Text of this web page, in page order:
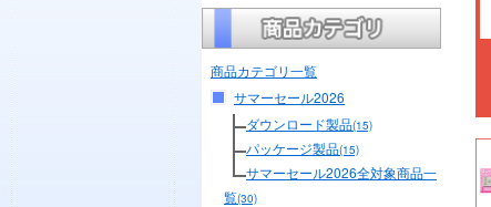
商品カテゴリ一覧
サマーセール2026
ダウンロード製品(15)
パッケージ製品(15)
サマーセール2026全対象商品一
覧(30)